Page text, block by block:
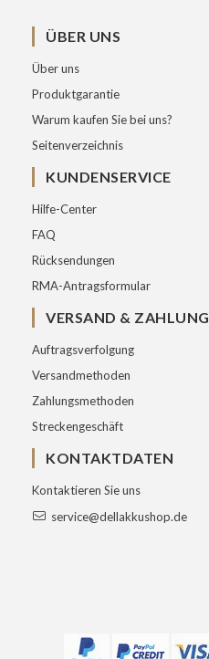
ÜBER UNS
Über uns
Produktgarantie
Warum kaufen Sie bei uns?
Seitenverzeichnis
KUNDENSERVICE
Hilfe-Center
FAQ
Rücksendungen
RMA-Antragsformular
VERSAND & ZAHLUNG
Auftragsverfolgung
Versandmethoden
Zahlungsmethoden
Streckengeschäft
KONTAKTDATEN
Kontaktieren Sie uns
service@dellakkushop.de